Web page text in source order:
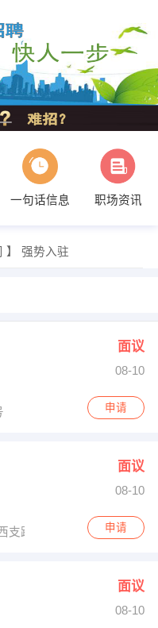
一句话信息
职场资讯
】 强势入驻
聘信息
公司 】 强势入驻
面议
08-10
申请
面议
08-10
支路18号
申请
面议
08-10